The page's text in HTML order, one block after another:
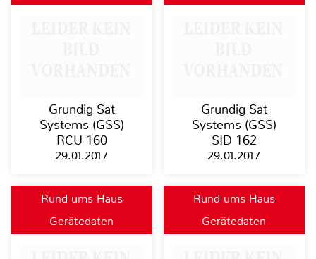
Grundig Sat
Systems (GSS)
RCU 160
29.01.2017
Grundig Sat
Systems (GSS)
SID 162
29.01.2017
Rund ums Haus
Gerätedaten
Rund ums Haus
Gerätedaten